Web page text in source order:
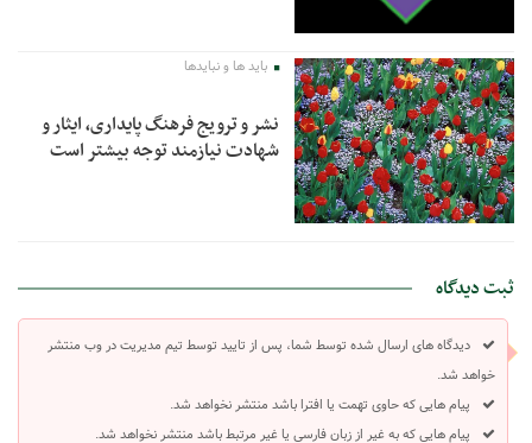
باید ها و نبایدها
نشر و ترویج فرهنگ پایداری، ایثار و
شهادت نیازمند توجه بیشتر است
ثبت دیدگاه
دیدگاه های ارسال شده توسط شما، پس از تایید توسط تیم مدیریت در وب منتشر
خواهد شد.
پیام هایی که حاوی تهمت یا افترا باشد منتشر نخواهد شد.
پیام هایی که به غیر از زبان فارسی یا غیر مرتبط باشد منتشر نخواهد شد.